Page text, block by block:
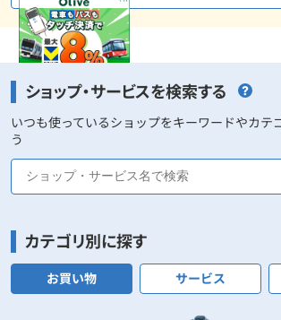
ショップ・サービスを検索する
いつも使っているショップをキーワードやカテ
う
カテゴリ別に探す
お買い物 サービス